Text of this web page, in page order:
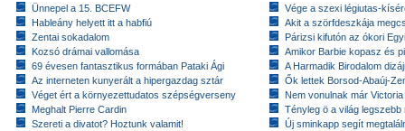
Ünnepel a 15. BCEFW
Hableány helyett itt a habfiú
Zentai sokadalom
Kozsó drámai vallomása
69 évesen fantasztikus formában Pataki Ági
Az interneten kunyerált a hipergazdag sztár
Véget ért a környezettudatos szépségverseny
Meghalt Pierre Cardin
Szereti a divatot? Hoztunk valamit!
Vége a szexi légiutas-
Akit a szörfdeszkája
Párizsi kifutón az ókori
Amikor Barbie kopasz és
A Harmadik Birodalom
Ők lettek Borsod-Abaúj-
Nem vonulnak már
Tényleg ö a világ legszebb
Új sminkapp segít